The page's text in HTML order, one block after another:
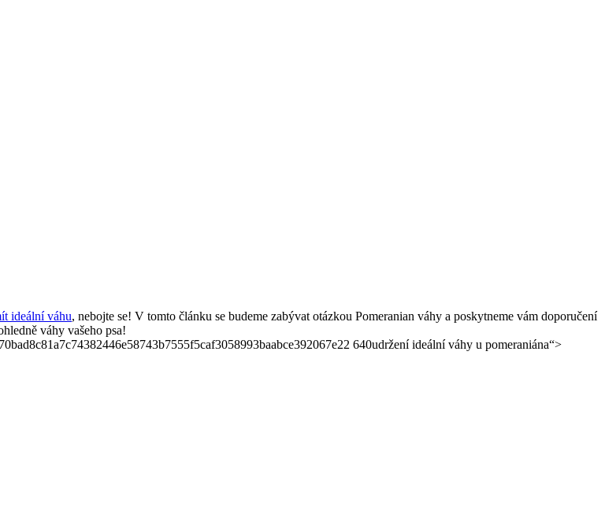
ideální váhu, nebojte se! V tomto článku se⁣ budeme zabývat otázkou Pomeranian váhy a poskytneme vám doporučení
váhy vašeho psa!
udržení ideální váhy u⁤ pomeraniána“>